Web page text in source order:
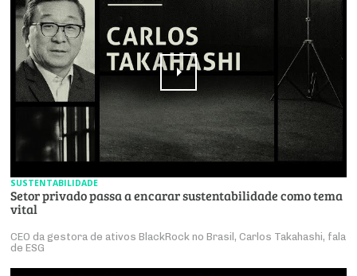
SUSTENTABILIDADE
Setor privado passa a encarar sustentabilidade como tema
vital
CEO da gestora de ativos BlackRock no Brasil, Carlos Takahashi, fala
de ESG